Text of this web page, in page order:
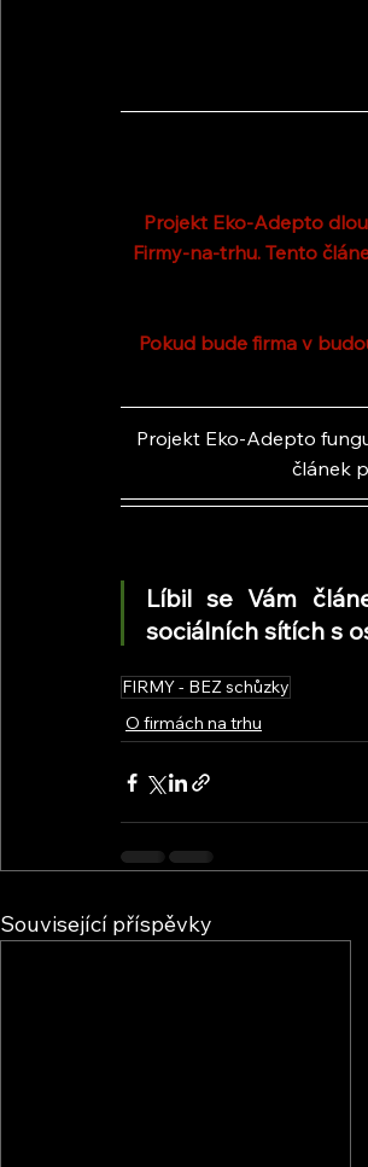
Projekt Eko-Adepto
Firmy-na-trhu. Tento
Pokud bude firma v
Projekt Eko-Adepto
článek
Líbil se Vám
sociálních sítích s
FIRMY - BEZ schůzky
O firmách na trhu
Související příspěvky